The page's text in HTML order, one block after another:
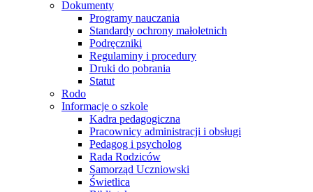
Dokumenty
Programy nauczania
Standardy ochrony małoletnich
Podręczniki
Regulaminy i procedury
Druki do pobrania
Statut
Rodo
Informacje o szkole
Kadra pedagogiczna
Pracownicy administracji i obsługi
Pedagog i psycholog
Rada Rodziców
Samorząd Uczniowski
Świetlica